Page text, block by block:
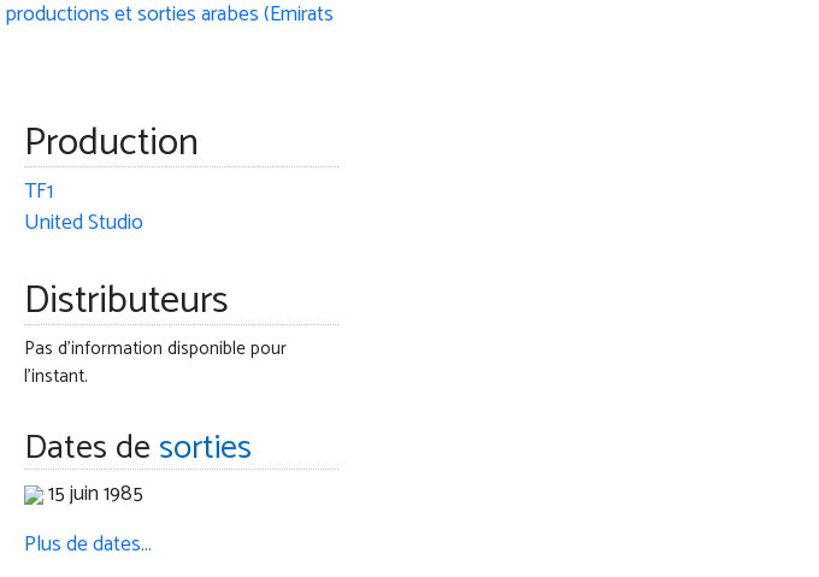
Production
TF1
United Studio
Distributeurs
Pas d'information disponible pour
l'instant.
Dates desorties
15 juin 1985
Plus de dates…